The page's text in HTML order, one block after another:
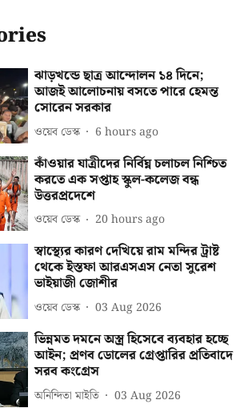
ঝাড়খন্ডে ছাত্র আন্দোলন ১৪ দিনে;
আজই আলোচনায় বসতে পারে হেমন্ত
সোরেন সরকার
ওয়েব ডেস্ক 6 hours ago
কাঁওয়ার যাত্রীদের নির্বিঘ্ন চলাচল নিশ্চিত
করতে এক সপ্তাহ স্কুল-কলেজ বন্ধ
উত্তরপ্রদেশে
ওয়েব ডেস্ক 20 hours ago
স্বাস্থ্যের কারণ দেখিয়ে রাম মন্দির ট্রাষ্ট
থেকে ইস্তফা আরএসএস নেতা সুরেশ
ভাইয়াজী জোশীর
ওয়েব ডেস্ক 03 Aug 2026
ভিন্নমত দমনে অস্ত্র হিসেবে ব্যবহার হচ্ছে
আইন; প্রণব ডোলের গ্রেপ্তারির প্রতিবাদে
সরব কংগ্রেস
অনিন্দিতা মাইতি 03 Aug 2026